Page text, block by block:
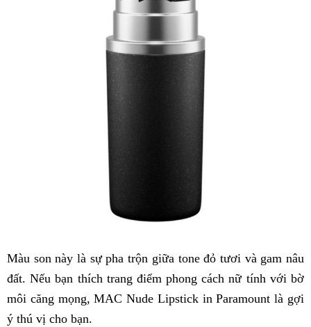
Màu son này là sự pha trộn giữa tone đỏ tươi và gam nâu
đất. Nếu bạn thích trang điểm phong cách nữ tính với bờ
môi căng mọng, MAC Nude Lipstick in Paramount là gợi
ý thú vị cho bạn.